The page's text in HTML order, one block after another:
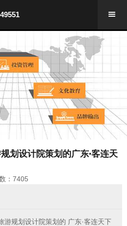
划设计院策划的广东·客连天
：7405
游规划设计院策划的 广东·客连天下